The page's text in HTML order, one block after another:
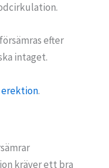
efter
intaget.
.
kräver ett bra